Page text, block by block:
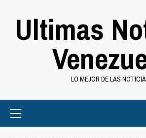
Ultimas
LO MEJOR DE LAS
Menu